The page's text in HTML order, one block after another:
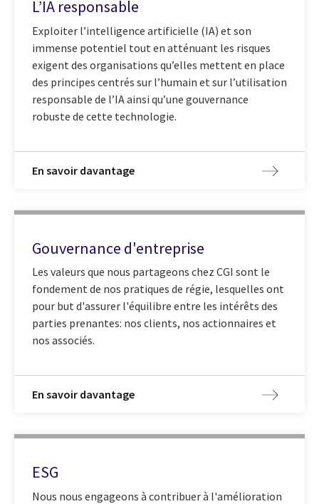
L’IA responsable
Exploiter l’intelligence artificielle (IA) et son
immense potentiel tout en atténuant les risques
exigent des organisations qu’elles mettent en place
des principes centrés sur l’humain et sur l’utilisation
responsable de l’IA ainsi qu’une gouvernance
robuste de cette technologie.
En savoir davantage
Gouvernance d'entreprise
Les valeurs que nous partageons chez CGI sont le
fondement de nos pratiques de régie, lesquelles ont
pour but d'assurer l'équilibre entre les intérêts des
parties prenantes: nos clients, nos actionnaires et
nos associés.
En savoir davantage
ESG
Nous nous engageons à contribuer à l'amélioration